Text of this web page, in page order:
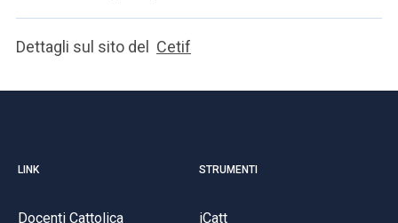
Dettagli sul sito del Cetif
LINK
Docenti Cattolica
STRUMENTI
iCatt